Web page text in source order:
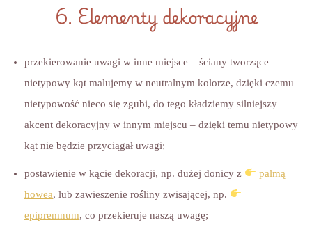
6. Elementy dekoracyjne
przekierowanie uwagi w inne miejsce – ściany tworzące
nietypowy kąt malujemy w neutralnym kolorze, dzięki czemu
nietypowość nieco się zgubi, do tego kładziemy silniejszy
akcent dekoracyjny w innym miejscu – dzięki temu nietypowy
kąt nie będzie przyciągał uwagi;
postawienie w kącie dekoracji, np. dużej donicy z
palmą
howea, lub zawieszenie rośliny zwisającej, np.
epipremnum, co przekieruje naszą uwagę;